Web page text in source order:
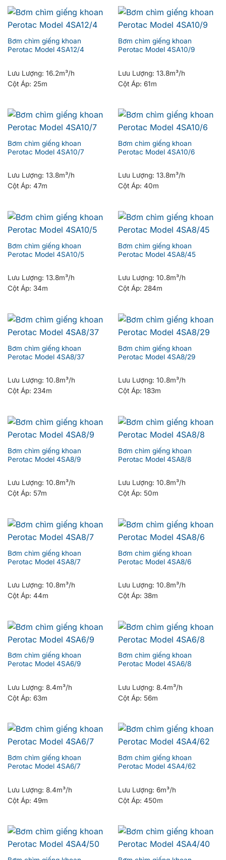
Bơm chìm giếng khoan
Perotac Model 4SA12/4
Lưu Lượng: 16.2m³/h
Cột Áp: 25m
Bơm chìm giếng khoan
Perotac Model 4SA10/9
Lưu Lượng: 13.8m³/h
Cột Áp: 61m
Bơm chìm giếng khoan
Perotac Model 4SA10/7
Lưu Lượng: 13.8m³/h
Cột Áp: 47m
Bơm chìm giếng khoan
Perotac Model 4SA10/6
Lưu Lượng: 13.8m³/h
Cột Áp: 40m
Bơm chìm giếng khoan
Perotac Model 4SA10/5
Lưu Lượng: 13.8m³/h
Cột Áp: 34m
Bơm chìm giếng khoan
Perotac Model 4SA8/45
Lưu Lượng: 10.8m³/h
Cột Áp: 284m
Bơm chìm giếng khoan
Perotac Model 4SA8/37
Lưu Lượng: 10.8m³/h
Cột Áp: 234m
Bơm chìm giếng khoan
Perotac Model 4SA8/29
Lưu Lượng: 10.8m³/h
Cột Áp: 183m
Bơm chìm giếng khoan
Perotac Model 4SA8/9
Lưu Lượng: 10.8m³/h
Cột Áp: 57m
Bơm chìm giếng khoan
Perotac Model 4SA8/8
Lưu Lượng: 10.8m³/h
Cột Áp: 50m
Bơm chìm giếng khoan
Perotac Model 4SA8/7
Lưu Lượng: 10.8m³/h
Cột Áp: 44m
Bơm chìm giếng khoan
Perotac Model 4SA8/6
Lưu Lượng: 10.8m³/h
Cột Áp: 38m
Bơm chìm giếng khoan
Perotac Model 4SA6/9
Lưu Lượng: 8.4m³/h
Cột Áp: 63m
Bơm chìm giếng khoan
Perotac Model 4SA6/8
Lưu Lượng: 8.4m³/h
Cột Áp: 56m
Bơm chìm giếng khoan
Perotac Model 4SA6/7
Lưu Lượng: 8.4m³/h
Cột Áp: 49m
Bơm chìm giếng khoan
Perotac Model 4SA4/62
Lưu Lượng: 6m³/h
Cột Áp: 450m